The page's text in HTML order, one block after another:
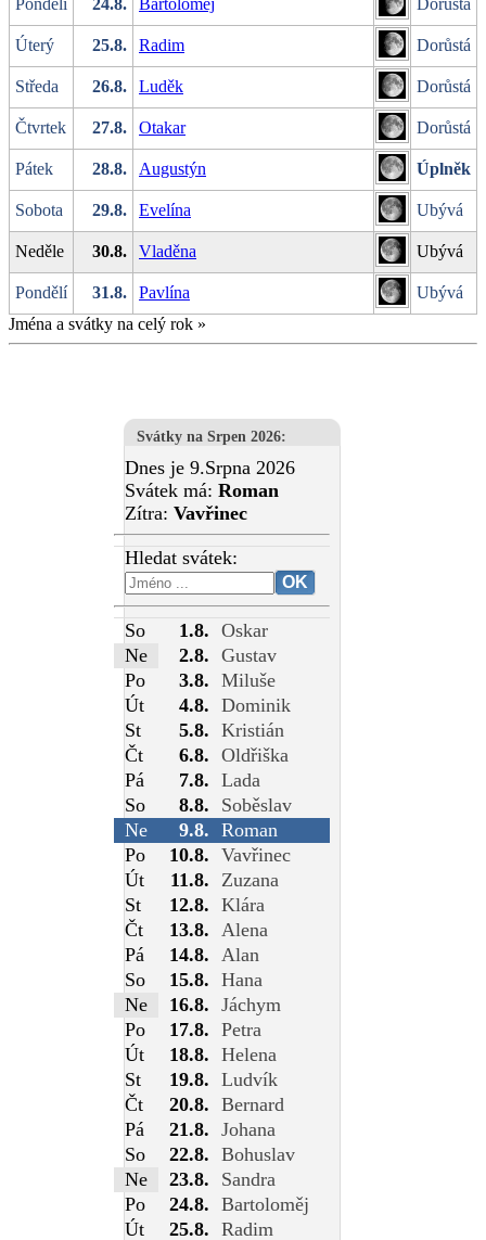
Úterý 25.8. Radim Dorůstá
Středa 26.8. Luděk Dorůstá
Čtvrtek 27.8. Otakar Dorůstá
Pátek 28.8. Augustýn Úplněk
Sobota 29.8. Evelína Ubývá
Neděle 30.8. Vladěna Ubývá
Pondělí 31.8. Pavlína
Ubývá
Jména a svátky na celý rok »
Svátky na Srpen 2026:
Dnes je 9.Srpna 2026
Svátek má: Roman
Zítra: Vavřinec
Hledat svátek:
So 1.8. Oskar
Ne
2.8. Gustav
Po
3.8. Miluše
Út
4.8. Dominik
St
5.8. Kristián
Čt
6.8. Oldřiška
Pá
7.8. Lada
So
8.8.
Soběslav
Ne
9.8. Roman
Po
10.8. Vavřinec
Út
11.8.
Zuzana
St
12.8. Klára
Čt
13.8.
Alena
Pá
14.8.
Alan
So
15.8. Hana
Ne
16.8. Jáchym
Po
17.8. Petra
Út
18.8. Helena
St
19.8. Ludvík
Čt
20.8. Bernard
Pá
21.8. Johana
So
22.8. Bohuslav
Ne
23.8.
Sandra
Po
24.8. Bartoloměj
Út
25.8. Radim